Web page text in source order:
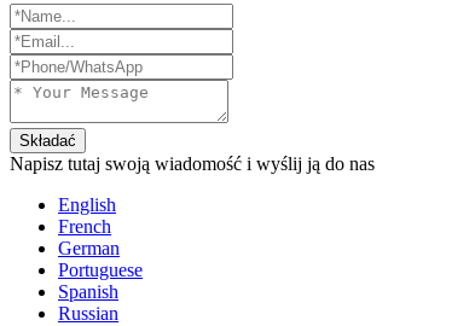
Składać
Napisz tutaj swoją wiadomość i wyślij ją do nas
English
French
German
Portuguese
Spanish
Russian